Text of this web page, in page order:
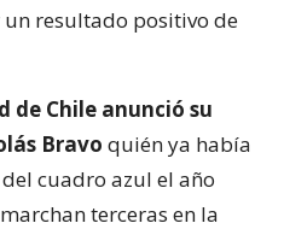
resultado positivo de
de Chile anunció su
Bravo quién ya había
cuadro azul el año
terceras en la